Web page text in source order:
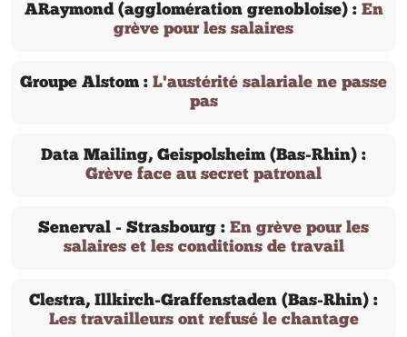
ARaymond (agglomération grenobloise) : En
grève pour les salaires
Groupe Alstom : L'austérité salariale ne passe
pas
Data Mailing, Geispolsheim (Bas-Rhin) :
Grève face au secret patronal
Senerval - Strasbourg : En grève pour les
salaires et les conditions de travail
Clestra, Illkirch-Graffenstaden (Bas-Rhin) :
Les travailleurs ont refusé le chantage